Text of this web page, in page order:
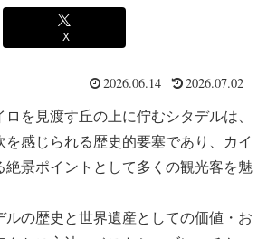
X
2026.06.14 2026.07.02
を見渡す丘の上に佇むシタデルは、
を感じられる歴史的要塞であり、カイ
絶景ポイントとして多くの観光客を魅
ルの歴史と世界遺産としての価値・お